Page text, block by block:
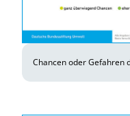
Chancen oder Gefahren